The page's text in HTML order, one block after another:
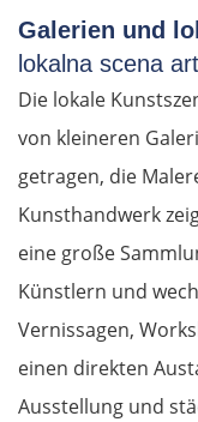
Galerien und
lokalna scena
Die lokale
von kleineren
getragen, die
Kunsthandwerk
eine große
Künstlern und
Vernissagen,
einen direkten
Ausstellung und